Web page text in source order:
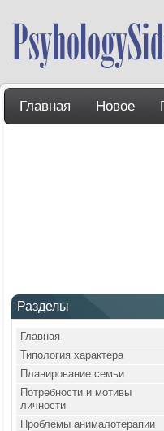
Главная Новое
Разделы
Главная
Типология характера
Планирование семьи
Потребности и мотивы
личности
Проблемы анималотерапии